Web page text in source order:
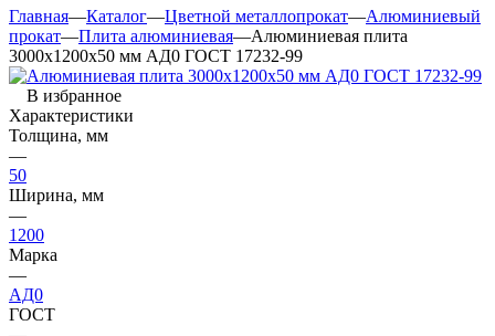
Главная—Каталог—Цветной металлопрокат—Алюминиевый
прокат—Плита алюминиевая—Алюминиевая плита
3000х1200х50 мм АД0 ГОСТ 17232-99
В избранное
Характеристики
Толщина, мм
—
50
Ширина, мм
—
1200
Марка
—
АД0
ГОСТ